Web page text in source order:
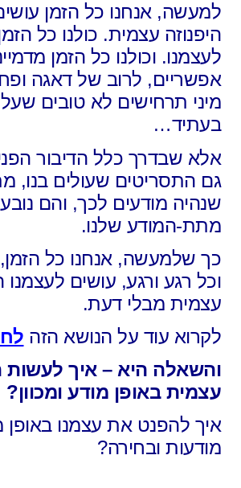
למעשה, אנחנו כל הזמן
היפנוזה עצמית. כולנו כל
לעצמנו. וכולנו כל הזמן
אפשריים, לרוב של דאגה
מיני תרחישים לא טובים
בעתיד…
אלא שבדרך כלל הדיבור
גם התסריטים שעולים בנו,
שנהיה מודעים לכך, והם
מתת-המודע שלנו.
כך שלמעשה, אנחנו כל הזמן,
וכל רגע ורגע, עושים לעצמנו
עצמית מבלי דעת.
לקרוא עוד על הנושא הזה
והשאלה היא –איך לעשות
עצמית באופן מודע ומכוון?
איך להפנט את עצמנו באופן
מודעות ובחירה?